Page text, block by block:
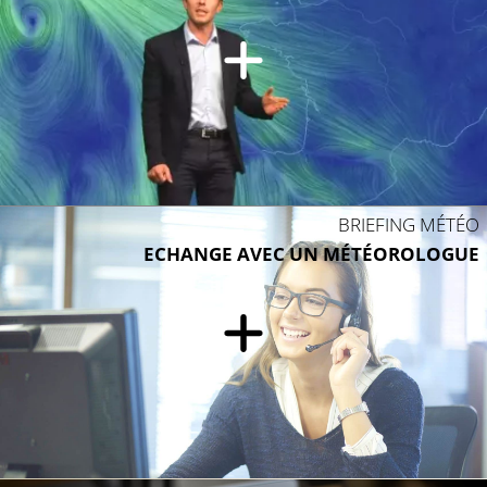
BRIEFING MÉTÉO
ECHANGE AVEC UN MÉTÉOROLOGUE